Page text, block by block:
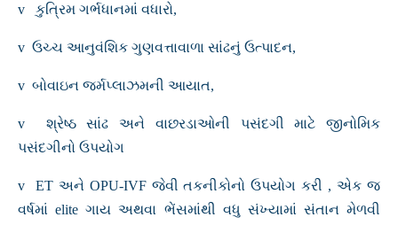
v કુત્રિમ ગર્ભધાનમાં વધારો,
v ઉચ્ચ આનુવંશિક ગુણવત્તાવાળા સાંઢનું ઉત્પાદન,
v બોવાઇન જર્મપ્લાઝમની આયાત,
v શ્રેષ્ઠ સાંઢ અને વાછરડાઓની પસંદગી માટે જીનોમિક
પસંદગીનો ઉપયોગ
v ET અને OPU-IVF જેવી તકનીકોનો ઉપયોગ કરી , એક જ
વર્ષમાં elite ગાય અથવા ભેંસમાંથી વધુ સંખ્યામાં સંતાન મેળવી